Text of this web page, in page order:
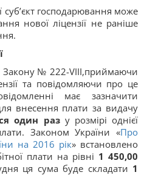
суб’єкт господарювання може
нової ліцензії не раніше
Закону № 222-VIII,приймаючи
та повідомляючи про це
має зазначити
внесення плати за видачу
один раз у розмірі однієї
. Законом України «Про
на 2016 рік» встановлено
плати на рівні 1 450,00
ця сума буде складати 1